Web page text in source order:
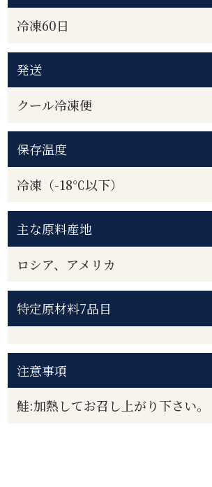
冷凍60日
発送
クール冷凍便
保存温度
冷凍（-18℃以下）
主な原料産地
ロシア、アメリカ
特定原材料7品目
注意事項
鮭:加熱してお召し上がり下さい。